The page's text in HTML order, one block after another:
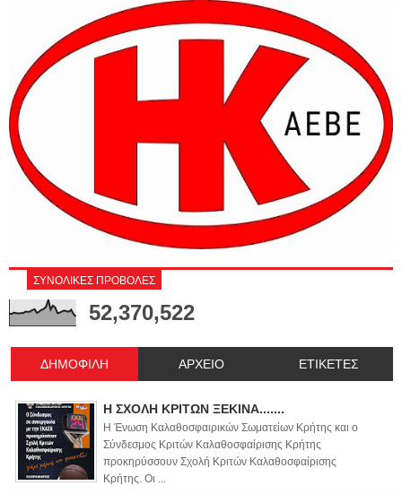
ΣΥΝΟΛΙΚΕΣ ΠΡΟΒΟΛΕΣ
52,370,522
ΔΗΜΟΦΙΛΗ ΑΡΧΕΙΟ ΕΤΙΚΕΤΕΣ
Η ΣΧΟΛΗ ΚΡΙΤΩΝ ΞΕΚΙΝΑ.......
Η Ένωση Καλαθοσφαιρικών Σωματείων Κρήτης και ο
Σύνδεσμος Κριτών Καλαθοσφαίρισης Κρήτης
προκηρύσσουν Σχολή Κριτών Καλαθοσφαίρισης
Κρήτης. Οι ...